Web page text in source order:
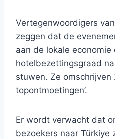
Vertegenwoordigers
zeggen dat de
aan de lokale economie
hotelbezettingsgraad
stuwen. Ze omschrijven
topontmoetingen’.
Er wordt verwacht dat
bezoekers naar Türkiye